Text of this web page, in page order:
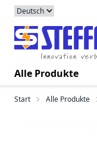
Alle Produkte
Start Alle Produkte